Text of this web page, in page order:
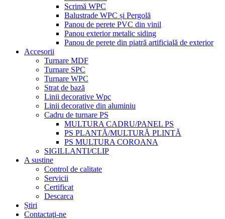
Scrimă WPC
Balustrade WPC și Pergolă
Panou de perete PVC din vinil
Panou exterior metalic siding
Panou de perete din piatră artificială de exterior
Accesorii
Turnare MDF
Turnare SPC
Turnare WPC
Strat de bază
Linii decorative Wpc
Linii decorative din aluminiu
Cadru de turnare PS
MULTURA CADRU/PANEL PS
PS PLANTĂ/MULTURĂ PLINTĂ
PS MULTURA COROANA
SIGILLANTI/CLIP
A sustine
Control de calitate
Servicii
Certificat
Descarca
Știri
Contactaţi-ne